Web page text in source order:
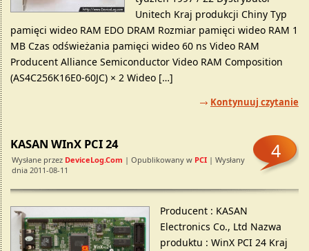
Unitech Kraj produkcji Chiny Typ
pamięci wideo RAM EDO DRAM Rozmiar pamięci wideo RAM 1
MB Czas odświeżania pamięci wideo 60 ns Video RAM
Producent Alliance Semiconductor Video RAM Composition
(AS4C256K16E0-60JC) × 2 Wideo […]
Kontynuuj czytanie
KASAN WInX PCI 24
Wysłane przez DeviceLog.com | Opublikowany w PCI | Wysłany
dnia 2011-08-11
4
Producent : KASAN
Electronics Co., Ltd Nazwa
produktu : WinX PCI 24 Kraj